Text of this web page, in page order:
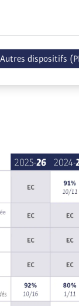
Autres dispositifs